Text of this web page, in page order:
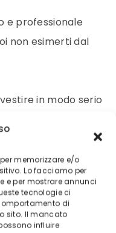
memorizzare e/o
Lo facciamo per
e per mostrare annunci
tecnologie ci
di
sito. Il mancato
influire
e professionale
non esimerti dal
in modo serio
indici. Inoltre è
affidabile, seria
che meglio